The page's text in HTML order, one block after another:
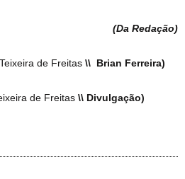
(Da Redação)
de Freitas \\ Brian Ferreira)
de Freitas \\ Divulgação)